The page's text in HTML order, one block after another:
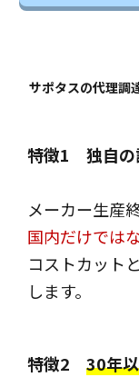
サポタスの代理調
特徴1 独自の
メーカー生産
国内だけでは
コストカット
します。
特徴2 30年